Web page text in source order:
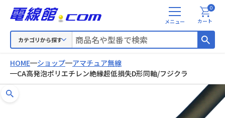
カテゴリから探す
メ
ニ
カート
0
HOME ショップ
アマチュア無線
CA高発泡ポリエチレン絶縁超低損失D形同軸/フジクラ